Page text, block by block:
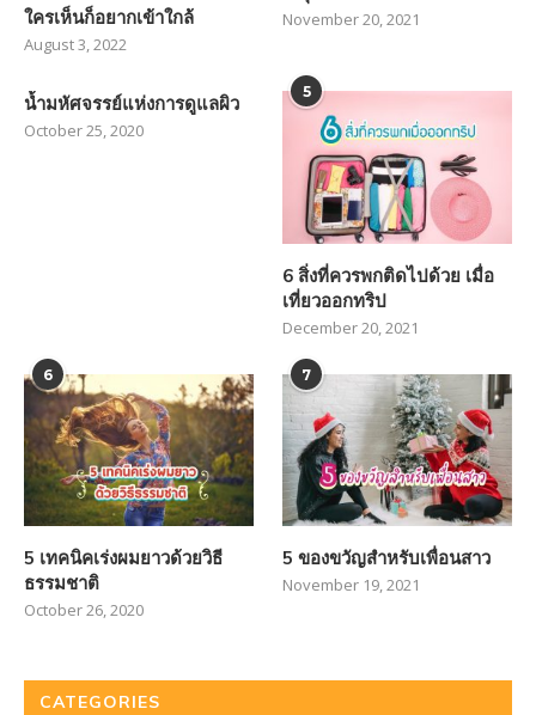
ใครเห็นก็อยากเข้าใกล้
August 3, 2022
November 20, 2021
น้ำมหัศจรรย์แห่งการดูแลผิว
October 25, 2020
5
6 สิ่งที่ควรพกติดไปด้วย เมื่อ
เที่ยวออกทริป
December 20, 2021
6
5 เทคนิคเร่งผมยาวด้วยวิธี
ธรรมชาติ
October 26, 2020
7
5 ของขวัญสำหรับเพื่อนสาว
November 19, 2021
CATEGORIES